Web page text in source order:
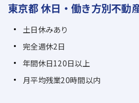
東京都 休日・働き方別不動
土日休みあり
完全週休2日
年間休日120日以上
月平均残業20時間以内